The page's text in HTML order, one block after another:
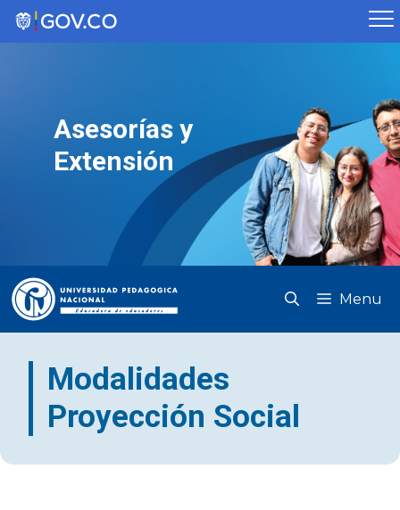
Saltar
contenido
Asesorías y
Extensión
Menu
Modalidades
Proyección Social